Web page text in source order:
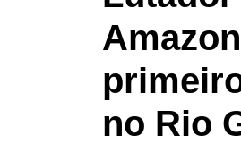
no Rio